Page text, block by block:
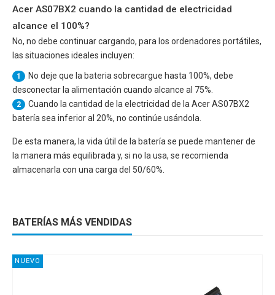
Acer AS07BX2 cuando la cantidad de electricidad
alcance el 100%?
No, no debe continuar cargando, para los ordenadores portátiles,
las situaciones ideales incluyen:
1
No deje que la bateria sobrecargue hasta 100%, debe
desconectar la alimentación cuando alcance al 75%.
2 Cuando la cantidad de la electricidad de la Acer AS07BX2
batería sea inferior al 20%, no continúe usándola.
De esta manera, la vida útil de la batería se puede mantener de
la manera más equilibrada y, si no la usa, se recomienda
almacenarla con una carga del 50/60%.
BATERÍAS MÁS VENDIDAS
NUEVO